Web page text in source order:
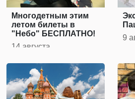
Многодетным этим
летом билеты в
"Небо" БЕСПЛАТНО!
14 августа
9